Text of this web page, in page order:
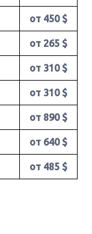
от 450 $
от 265 $
от 310 $
от 310 $
от 890 $
от 640 $
от 485 $